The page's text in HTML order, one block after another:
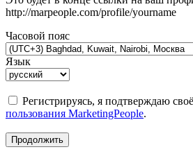
http://marpeople.com/profile/yourname
Часовой пояс
Язык
Регистрируясь, я подтверждаю
пользования MarketingPeople.
Продолжить